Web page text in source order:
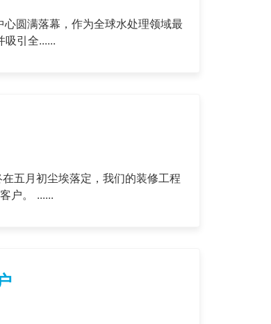
圆满落幕，作为全球水处理领域最
引全......
五月初尘埃落定，我们的装修工程
随之启动。经过一个月的精心打造，工厂展厅即将以崭新的面貌迎接每一位来访的客户。 ......